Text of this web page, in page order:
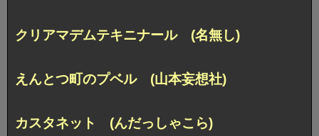
クリアマデムテキニナール (名無し)
えんとつ町のプベル (山本妄想社)
カスタネット (んだっしゃこら)